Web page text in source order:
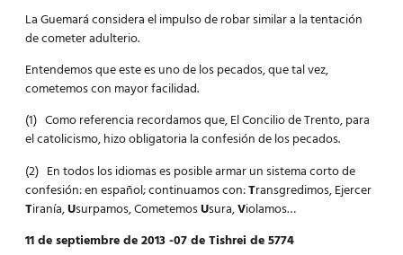
La Guemará considera el impulso de robar similar a la tentación
de cometer adulterio.
Entendemos que este es uno de los pecados, que tal vez,
cometemos con mayor facilidad.
(1) Como referencia recordamos que, El Concilio de Trento, para
el catolicismo, hizo obligatoria la confesión de los pecados.
(2) En todos los idiomas es posible armar un sistema corto de
confesión: en español; continuamos con:Transgredimos, Ejercer
Tiranía,Usurpamos, CometemosUsura,Violamos…
11 de septiembre de 2013 -07 de Tishrei de 5774